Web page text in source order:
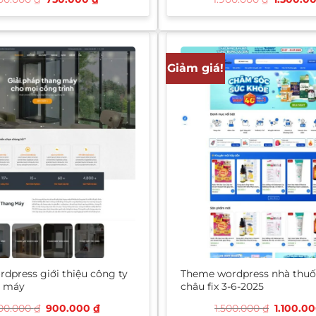
là:
1.200.000 ₫.
tại
là:
là:
giới thiệu công ty
máy
₫ Giá
900.000 ₫Giá
Giảm giá!
Theme wordpress nhà
châu fix 3-6-2025
1.500.000₫ Giá